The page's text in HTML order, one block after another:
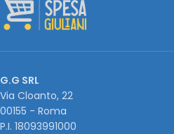
G.G SRL
Via Cloanto, 22
00155 - Roma
P.I. ‭18093991000